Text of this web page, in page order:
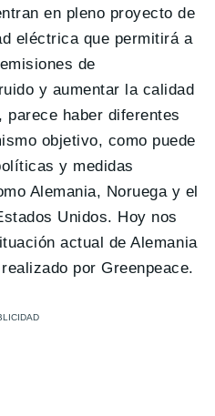
en pleno proyecto de
eléctrica que permitirá a
de
y aumentar la calidad
parece haber diferentes
objetivo, como puede
y medidas
Alemania, Noruega y el
Unidos. Hoy nos
actual de Alemania
por Greenpeace.